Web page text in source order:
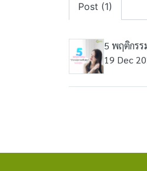
Post (1)
5 พฤติกร
19 Dec